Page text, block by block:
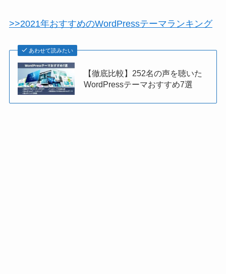
>>2021年おすすめのWordPressテーマランキング
あわせて読みたい
【徹底比較】252名の声を聴いた
WordPressテーマおすすめ7選